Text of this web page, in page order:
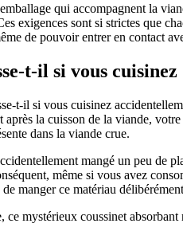
qui accompagnent la
exigences sont si strictes que
de pouvoir entrer en contact
t-il si vous
t-il si vous cuisinez
la cuisson de la viande,
dans la viande crue.
mangé un peu de
même si vous avez
manger ce matériau
ce mystérieux coussinet